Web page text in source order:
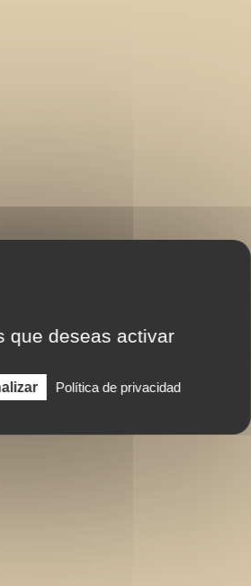
que deseas activar
Política de privacidad